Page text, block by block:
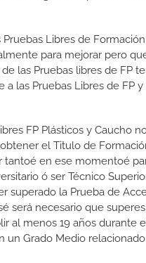
Libres de
para mejorar pero
las Pruebas libres de FP
las Pruebas Libres de FP
FP Plásticos y Caucho
el Titulo de
en ese momentoé
ó ser Técnico
la Prueba de
será necesario que
al menos 19 años
un Grado Medio